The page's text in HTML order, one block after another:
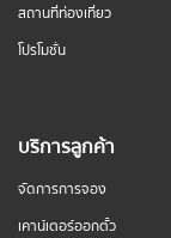
สถานที่ท่องเที่ยว
โปรโมชั่น
บริการลูกค้า
จัดการการจอง
เคาน์เตอร์ออกตั๋ว